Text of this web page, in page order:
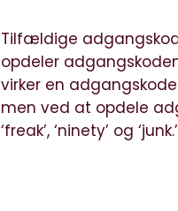
Tilfældige
opdeler
virker en
men ved at opdele
‘freak’, ‘ninety’ og ‘junk.’